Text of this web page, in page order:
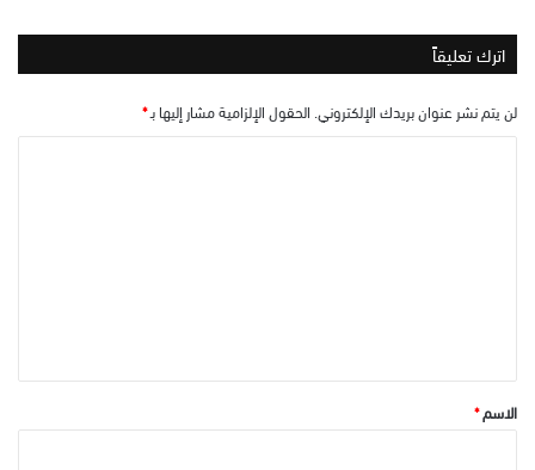
اترك تعليقاً
لن يتم نشر عنوان بريدك الإلكتروني. الحقول الإلزامية مشار إليها بـ*
*الاسم*